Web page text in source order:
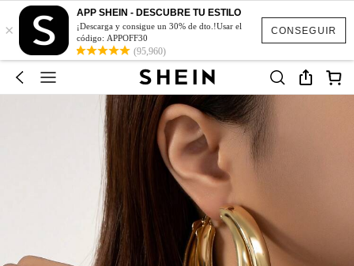
CONSEGUIR
×
APP SHEIN - DESCUBRE TU ESTILO
¡Descarga y consigue un 30% de dto.!Usar el
código: APPOFF30
(95,960)